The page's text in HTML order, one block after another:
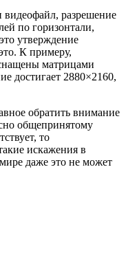
кадров означает,
не будет
переливы.
с 60-ти кадров в
не является
по количеству
полнокадровый
функционируют